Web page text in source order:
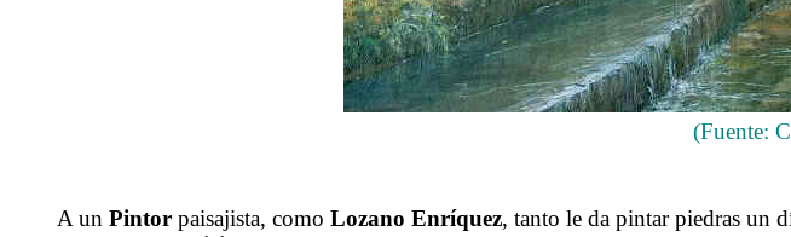
(Fuente:
A un Pintor paisajista, como Lozano Enríquez, tanto le da pintar piedras un